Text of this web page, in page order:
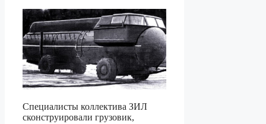
Специалисты коллектива ЗИЛ
сконструировали грузовик,